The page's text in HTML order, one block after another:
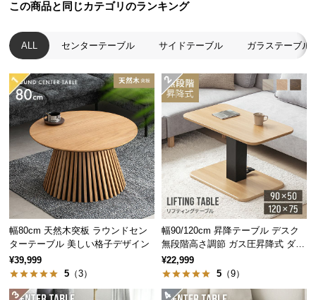
て
小
型
商
品
の
配
送
に
つ
い
て
開
設
レバーでスムーズに調節
この商品と同じカテゴリのランキング
ALL センターテーブル サイドテーブル ガラステーブル
幅80cm 天然木突板 ラウンドセン
ターテーブル 美しい格子デザイン
¥39,999
5 （3）
幅90/120cm 昇降テーブル デスク
無段階高さ調節 ガス圧昇降式 ダイ
ニング 高さ55~70cm
¥22,999
5 （9）